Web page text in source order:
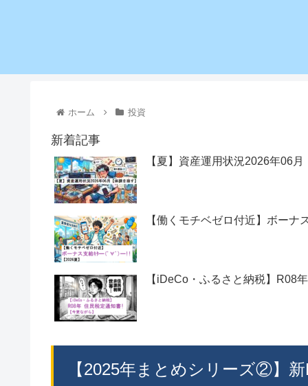
ホーム 投資
新着記事
【夏】資産運用状況2026年06
【働くモチベゼロ付近】ボー
【iDeCo・ふるさと納税】R08
【2025年まとめシリーズ②】